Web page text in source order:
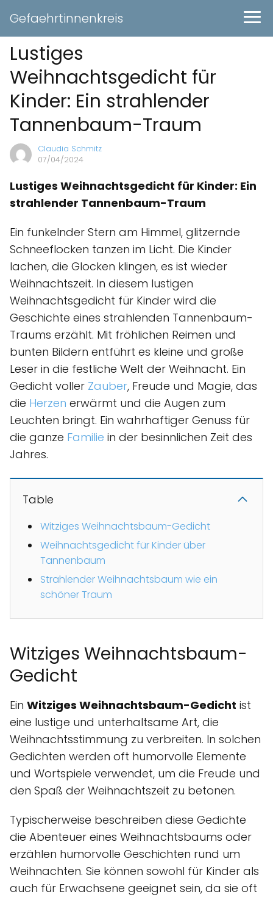
Gefaehrtinnenkreis
Lustiges
Weihnachtsgedicht für
Kinder: Ein strahlender
Tannenbaum-Traum
Claudia Schmitz
07/04/2024
Lustiges Weihnachtsgedicht für Kinder: Ein
strahlender Tannenbaum-Traum
Ein funkelnder Stern am Himmel, glitzernde
Schneeflocken tanzen im Licht. Die Kinder
lachen, die Glocken klingen, es ist wieder
Weihnachtszeit. In diesem lustigen
Weihnachtsgedicht für Kinder wird die
Geschichte eines strahlenden Tannenbaum-
Traums erzählt. Mit fröhlichen Reimen und
bunten Bildern entführt es kleine und große
Leser in die festliche Welt der Weihnacht. Ein
Gedicht voller Zauber, Freude und Magie, das
die Herzen erwärmt und die Augen zum
Leuchten bringt. Ein wahrhaftiger Genuss für
die ganze Familie in der besinnlichen Zeit des
Jahres.
Table
Witziges Weihnachtsbaum-Gedicht
Weihnachtsgedicht für Kinder über
Tannenbaum
Strahlender Weihnachtsbaum wie ein
schöner Traum
Witziges Weihnachtsbaum-
Gedicht
Ein Witziges Weihnachtsbaum-Gedicht ist
eine lustige und unterhaltsame Art, die
Weihnachtsstimmung zu verbreiten. In solchen
Gedichten werden oft humorvolle Elemente
und Wortspiele verwendet, um die Freude und
den Spaß der Weihnachtszeit zu betonen.
Typischerweise beschreiben diese Gedichte
die Abenteuer eines Weihnachtsbaums oder
erzählen humorvolle Geschichten rund um
Weihnachten. Sie können sowohl für Kinder als
auch für Erwachsene geeignet sein, da sie oft